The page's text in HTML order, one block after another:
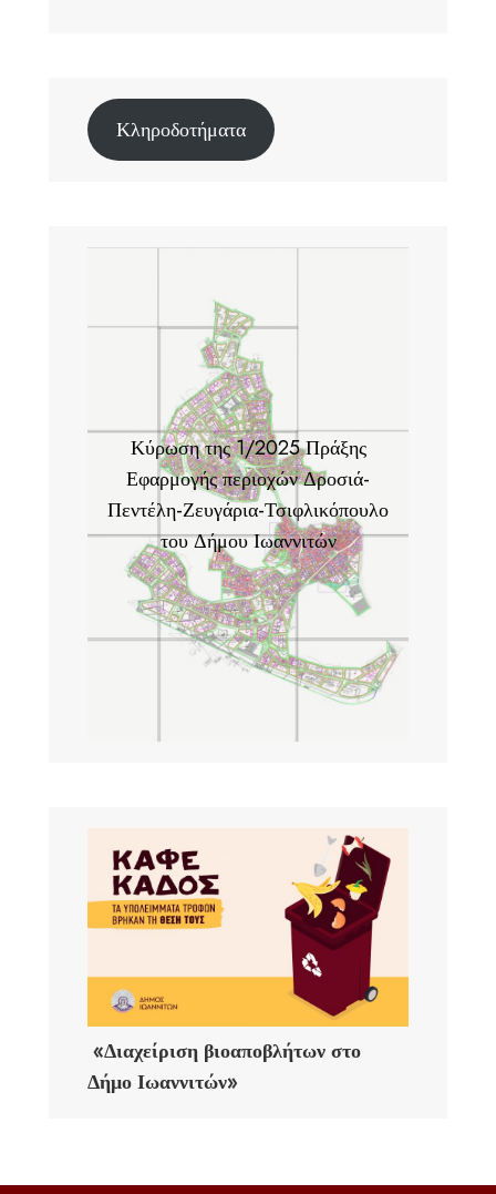
Κληροδοτήματα
Κύρωση της 1/2025 Πράξης
Εφαρμογής περιοχών Δροσιά-
Πεντέλη-Ζευγάρια-Τσιφλικόπουλο
του Δήμου Ιωαννιτών
«Διαχείριση βιοαποβλήτων στο
Δήμο Ιωαννιτών»